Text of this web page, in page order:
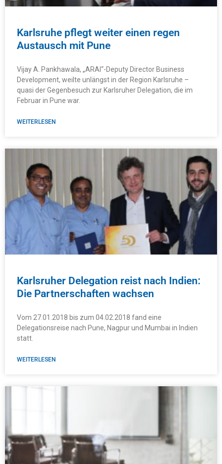
Karlsruhe pflegt weiter einen regen
Austausch mit Pune
Vijay A. Pankhawala, „ARAI“-Deputy Director Business
Development, weilte unlängst in der Region Karlsruhe –
quasi der Gegenbesuch zur Karlsruher Delegation, die im
Februar in Pune war.
WEITERLESEN
Karlsruher Delegation reist nach Indien:
Die Partnerschaften wachsen
Vom 27.01.2018 bis zum 04.02.2018 fand eine
Delegationsreise nach Pune, Nagpur und Mumbai in Indien
statt.
WEITERLESEN